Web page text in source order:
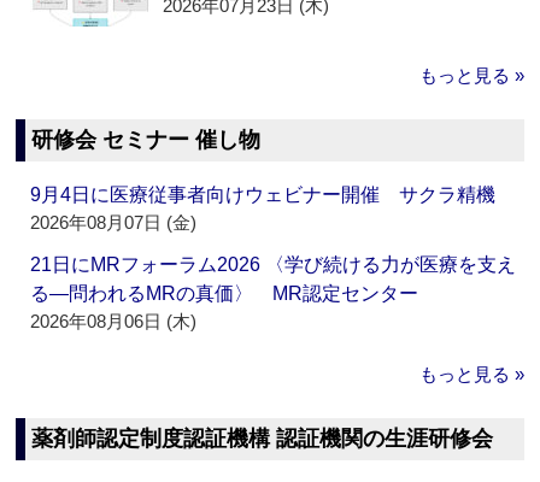
2026年07月23日 (木)
もっと見る »
研修会 セミナー 催し物
9月4日に医療従事者向けウェビナー開催 サクラ精機
2026年08月07日 (金)
21日にMRフォーラム2026 〈学び続ける力が医療を支え
る―問われるMRの真価〉 MR認定センター
2026年08月06日 (木)
もっと見る »
薬剤師認定制度認証機構 認証機関の生涯研修会